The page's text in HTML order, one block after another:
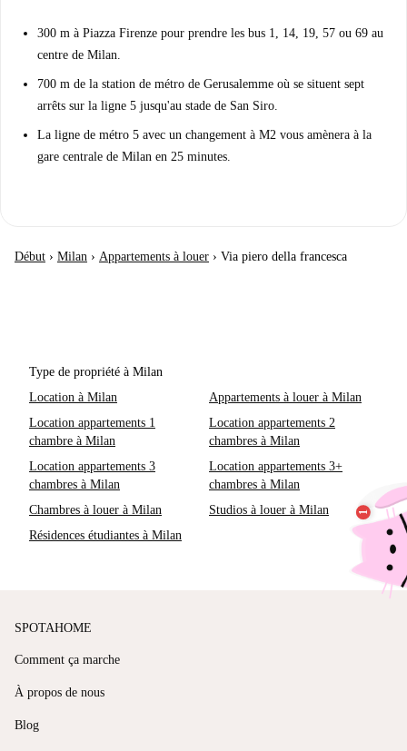
300 m à Piazza Firenze pour prendre les bus 1, 14, 19, 57 ou 69 au
centre de Milan.
700 m de la station de métro de Gerusalemme où se situent sept
arrêts sur la ligne 5 jusqu'au stade de San Siro.
La ligne de métro 5 avec un changement à M2 vous amènera à la
gare centrale de Milan en 25 minutes.
Début › Milan › Appartements à louer › Via piero della francesca
Type de propriété à Milan
Location à Milan
Appartements à louer à Milan
Location appartements 1
chambre à Milan
Location appartements 2
chambres à Milan
Location appartements 3
chambres à Milan
Location appartements 3+
chambres à Milan
Chambres à louer à Milan
Studios à louer à Milan
Résidences étudiantes à Milan
SPOTAHOME
Comment ça marche
À propos de nous
Blog